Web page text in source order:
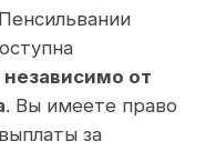
независимо от
. Вы имеете право
за